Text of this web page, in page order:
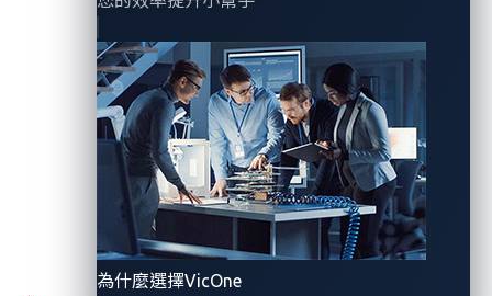
為什麼選擇VicOne
其高品質解決方案上架AWS Marketplace
協助全球汽車製造商能在全球軟體定義汽車(SDV)供應
鏈中安全地使用這些解決方案。隨著
VicOne
AWS Marketplace，世界各地的客戶、託管式資
安服務供應商(MSSP)及其他合作夥伴也能更有效率且更
簡便地使用我們的產品方案，以保護汽車軟體供應鏈，
防範零時差漏洞與網路攻擊。」